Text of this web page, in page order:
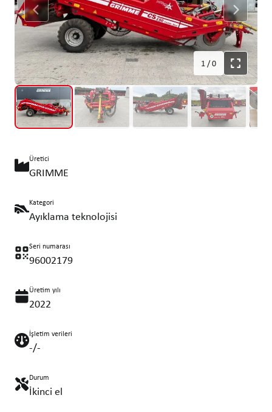
1/0
Üretici
GRIMME
Kategori
Ayıklama teknolojisi
Seri numarası
96002179
Üretim yılı
2022
İşletim verileri
-/-
Durum
İkinci el